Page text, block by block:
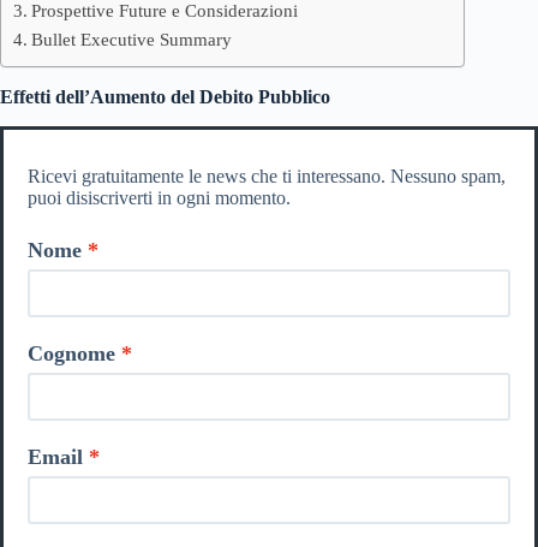
Prospettive Future e Considerazioni
Bullet Executive Summary
Effetti dell’Aumento del Debito Pubblico
Ricevi gratuitamente le news che ti interessano. Nessuno spam,
puoi disiscriverti in ogni momento.
Nome
Cognome
Email